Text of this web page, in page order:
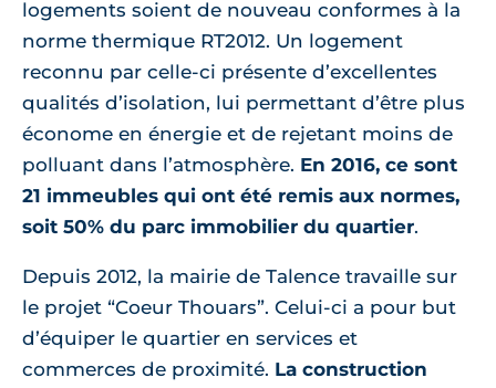
logements soient de nouveau conformes à la
norme thermique RT2012. Un logement
reconnu par celle-ci présente d’excellentes
qualités d’isolation, lui permettant d’être plus
économe en énergie et de rejetant moins de
polluant dans l’atmosphère. En 2016, ce sont
21 immeubles qui ont été remis aux normes,
soit 50% du parc immobilier du quartier.
Depuis 2012, la mairie de Talence travaille sur
le projet “Coeur Thouars”. Celui-ci a pour but
d’équiper le quartier en services et
commerces de proximité. La construction